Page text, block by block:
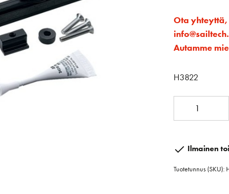
Ota yhteyttä,
Autamme
H3822
litteäIlmainen
Tuotetunnus (SKU):